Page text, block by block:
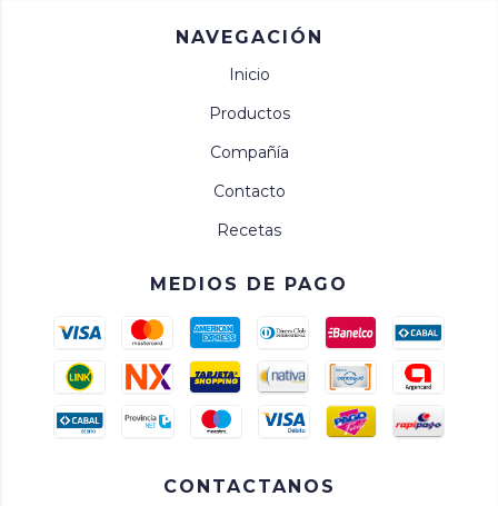
NAVEGACIÓN
Inicio
Productos
Compañía
Contacto
Recetas
MEDIOS DE PAGO
CONTACTANOS